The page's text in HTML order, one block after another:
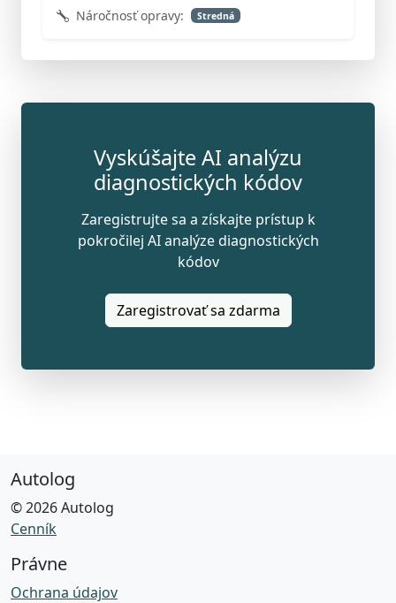
Náročnosť opravy: Stredná
Vyskúšajte AI analýzu
diagnostických kódov
Zaregistrujte sa a získajte prístup k
pokročilej AI analýze diagnostických
kódov
Zaregistrovať sa zdarma
Autolog
© 2026 Autolog
Cenník
Právne
Ochrana údajov